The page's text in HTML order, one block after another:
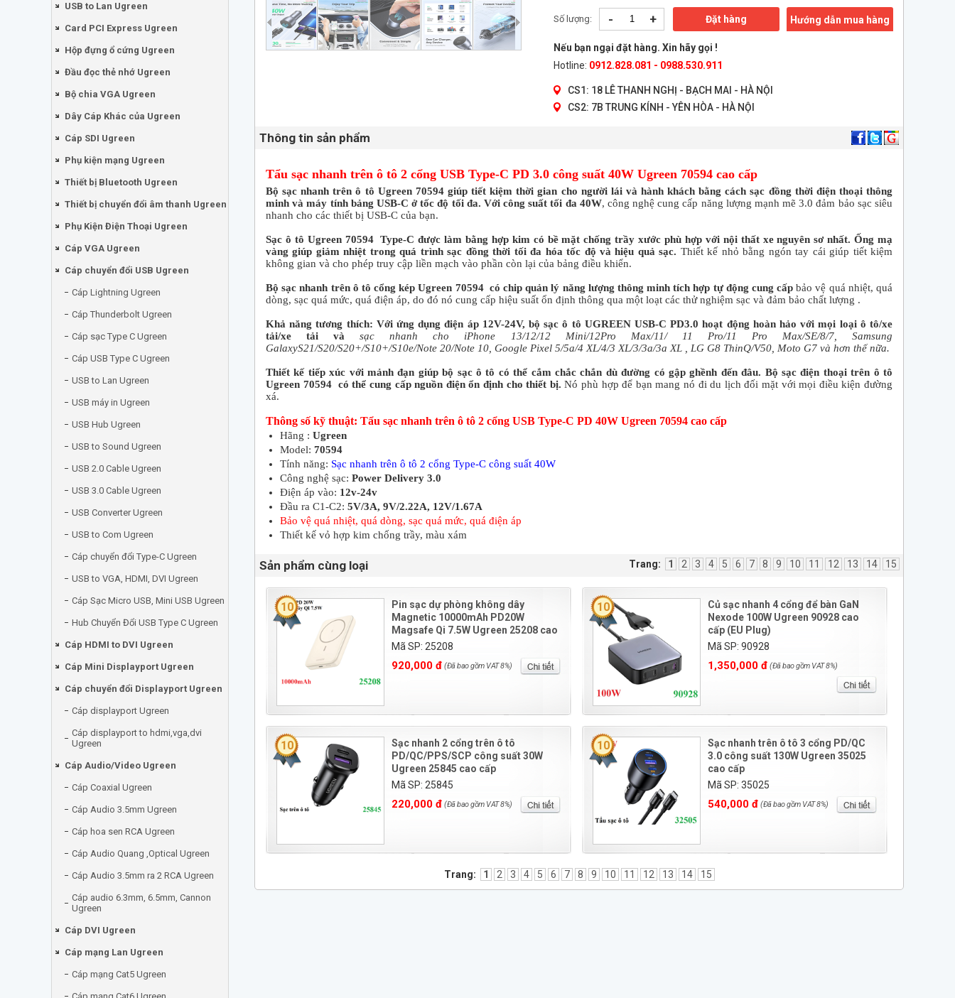
USB to Lan Ugreen
Card PCI Express Ugreen
Hộp đựng ổ cứng Ugreen
Đầu đọc thẻ nhớ Ugreen
Bộ chia VGA Ugreen
Dây Cáp Khác của Ugreen
Cáp SDI Ugreen
Phụ kiện mạng Ugreen
Thiết bị Bluetooth Ugreen
Thiết bị chuyển đổi âm thanh Ugreen
Phụ Kiện Điện Thoại Ugreen
Cáp VGA Ugreen
Cáp chuyển đổi USB Ugreen
Cáp Lightning Ugreen
Cáp Thunderbolt Ugreen
Cáp sạc Type C Ugreen
Cáp USB Type C Ugreen
USB to Lan Ugreen
USB máy in Ugreen
USB Hub Ugreen
USB to Sound Ugreen
USB 2.0 Cable Ugreen
USB 3.0 Cable Ugreen
USB Converter Ugreen
USB to Com Ugreen
Cáp chuyển đổi Type-C Ugreen
USB to VGA, HDMI, DVI Ugreen
Cáp Sạc Micro USB, Mini USB Ugreen
Hub Chuyển Đổi USB Type C Ugreen
Cáp HDMI to DVI Ugreen
Cáp Mini Displayport Ugreen
Cáp chuyển đổi Displayport Ugreen
Cáp displayport Ugreen
Cáp displayport to hdmi,vga,dvi
Ugreen
Cáp Audio/Video Ugreen
Cáp Coaxial Ugreen
Cáp Audio 3.5mm Ugreen
Cáp hoa sen RCA Ugreen
Cáp Audio Quang ,Optical Ugreen
Cáp Audio 3.5mm ra 2 RCA Ugreen
Cáp audio 6.3mm, 6.5mm, Cannon
Ugreen
Cáp DVI Ugreen
Cáp mạng Lan Ugreen
Cáp mạng Cat5 Ugreen
Số lượng: - + Đặt hàng Hướng dẫn mua hàng
Nếu bạn ngại đặt hàng. Xin hãy gọi !
Hotline: 0912.828.081 - 0988.530.911
CS1: 18 LÊ THANH NGHỊ - BẠCH MAI - HÀ NỘI
CS2: 7B TRUNG KÍNH - YÊN HÒA - HÀ NỘI
Thông tin sản phẩm
Tẩu sạc nhanh trên ô tô 2 cổng USB Type-C PD 3.0 công suất 40W Ugreen 70594 cao cấp
Bộ sạc nhanh trên ô tô Ugreen 70594 giúp tiết kiệm thời gian cho người lái và hành khách bằng cách sạc đồng thời điện thoại thông
minh và máy tính bảng USB-C ở tốc độ tối đa. Với công suất tối đa 40W, công nghệ cung cấp năng lượng mạnh mẽ 3.0 đảm bảo sạc siêu
nhanh cho các thiết bị USB-C của bạn.
Sạc ô tô Ugreen 70594 Type-C được làm bằng hợp kim có bề mặt chống trầy xước phù hợp với nội thất xe nguyên sơ nhất. Ống mạ
vàng giúp giảm nhiệt trong quá trình sạc đồng thời tối đa hóa tốc độ và hiệu quả sạc. Thiết kế nhỏ bằng ngón tay cái giúp tiết kiệm
không gian và cho phép truy cập liền mạch vào phần còn lại của bảng điều khiển.
Bộ sạc nhanh trên ô tô cổng kép Ugreen 70594 có chip quản lý năng lượng thông minh tích hợp tự động cung cấp bảo vệ quá nhiệt, quá
dòng, sạc quá mức, quá điện áp, do đó nó cung cấp hiệu suất ổn định thông qua một loạt các thử nghiệm sạc và đảm bảo chất lượng .
Khả năng tương thích: Với ứng dụng điện áp 12V-24V, bộ sạc ô tô UGREEN USB-C PD3.0 hoạt động hoàn hảo với mọi loại ô tô/xe
tải/xe tải và
sạc nhanh cho iPhone 13/12/12 Mini/12Pro Max/11/ 11 Pro/11 Pro Max/SE/8/7, Samsung
GalaxyS21/S20/S20+/S10+/S10e/Note 20/Note 10, Google Pixel 5/5a/4 XL/4/3 XL/3/3a/3a XL , LG G8 ThinQ/V50, Moto G7 và hơn thế nữa.
Thiết kế tiếp xúc với mảnh đạn giúp bộ sạc ô tô có thể cắm chắc chắn dù đường có gập ghềnh đến đâu. Bộ sạc điện thoại trên ô tô
Ugreen 70594 có thể cung cấp nguồn điện ổn định cho thiết bị. Nó phù hợp để bạn mang nó đi du lịch đối mặt với mọi điều kiện đường
xá.
Thông số kỹ thuật: Tẩu sạc nhanh trên ô tô 2 cổng USB Type-C PD 40W Ugreen 70594 cao cấp
Hãng : Ugreen
Model: 70594
Tính năng: Sạc nhanh trên ô tô 2 cổng Type-C công suất 40W
Công nghệ sạc: Power Delivery 3.0
Điện áp vào: 12v-24v
Đầu ra C1-C2: 5V/3A, 9V/2.22A, 12V/1.67A
Bảo vệ quá nhiệt, quá dòng, sạc quá mức, quá điện áp
Thiết kế vỏ hợp kim chống trầy, màu xám
Trang: 1 2 3 4 5 6 7 8 9 10 11 12 13 14 15
Sản phẩm cùng loại
Pin sạc dự phòng không dây
Magnetic 10000mAh PD20W
Magsafe Qi 7.5W Ugreen 25208 cao
cấp
Mã SP: 25208
920,000 đ (Đã bao gồm VAT 8%)
10
Củ sạc nhanh 4 cổng để bàn GaN
Nexode 100W Ugreen 90928 cao
cấp (EU Plug)
Mã SP: 90928
1,350,000 đ (Đã bao gồm VAT 8%)
10
Sạc nhanh 2 cổng trên ô tô
PD/QC/PPS/SCP công suất 30W
Ugreen 25845 cao cấp
Mã SP: 25845
220,000 đ (Đã bao gồm VAT 8%)
10
Sạc nhanh trên ô tô 3 cổng PD/QC
3.0 công suất 130W Ugreen 35025
cao cấp
Mã SP: 35025
540,000 đ (Đã bao gồm VAT 8%)
10
Trang: 1 2 3 4 5 6 7 8 9 10 11 12 13 14 15